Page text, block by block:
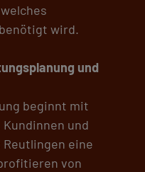
wird.
und
beginnt mit
und
eine
von